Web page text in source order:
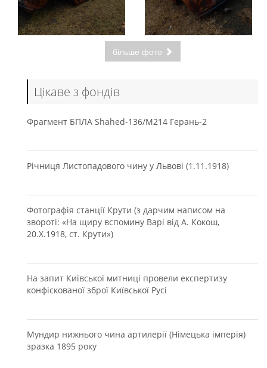
більше фото
Цікаве з фондів
Фрагмент БПЛА Shahed-136/М214 Герань-2
Річниця Листопадового чину у Львові (1.11.1918)
Фотографія станції Крути (з дарчим написом на
звороті: «На щиру вспомину Варі від А. Кокош,
20.Х.1918, ст. Крути»)
На запит Київської митниці провели експертизу
конфіскованої зброї Київської Русі
Мундир нижнього чина артилерії (Німецька імперія)
зразка 1895 року